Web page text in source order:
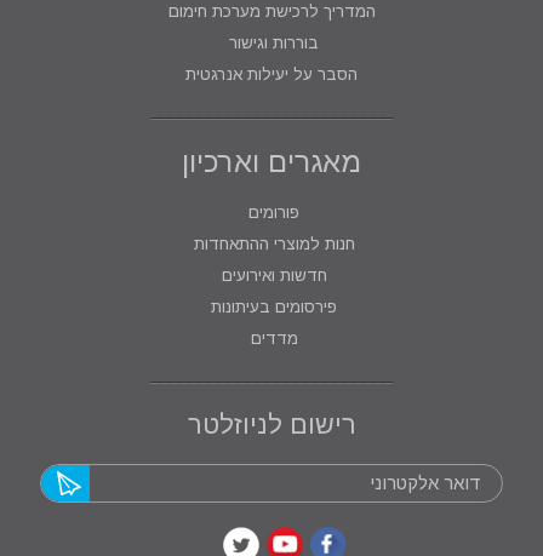
המדריך לרכישת מערכת חימום
בוררות וגישור
הסבר על יעילות אנרגטית
מאגרים וארכיון
פורומים
חנות למוצרי ההתאחדות
חדשות ואירועים
פירסומים בעיתונות
מדדים
רישום לניוזלטר